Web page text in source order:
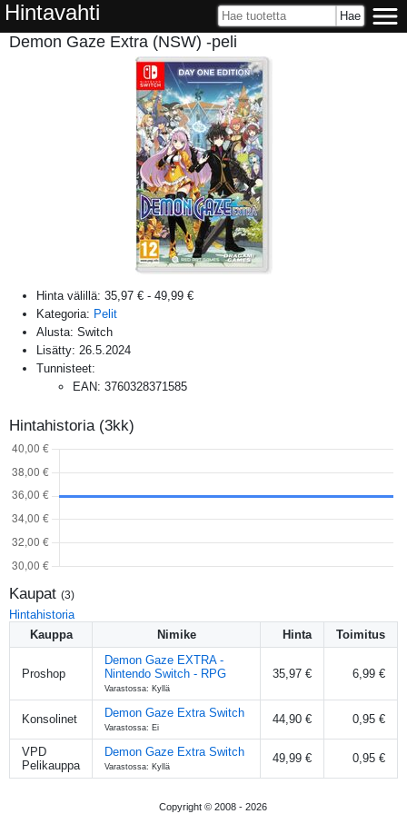
Hintavahti
Demon Gaze Extra (NSW) -peli
Hinta välillä: 35,97 € - 49,99 €
Kategoria: Pelit
Alusta: Switch
Lisätty: 26.5.2024
Tunnisteet:
EAN: 3760328371585
Hintahistoria (3kk)
Kaupat (3)
Hintahistoria
Kauppa
Nimike Hinta Toimitus
Proshop
Demon Gaze EXTRA -
Nintendo Switch - RPG
Varastossa: Kyllä
35,97 € 6,99 €
Konsolinet Demon Gaze Extra Switch
Varastossa: Ei
44,90 € 0,95 €
VPD
Pelikauppa
Demon Gaze Extra Switch
Varastossa: Kyllä
49,99 € 0,95 €
Copyright © 2008 - 2026